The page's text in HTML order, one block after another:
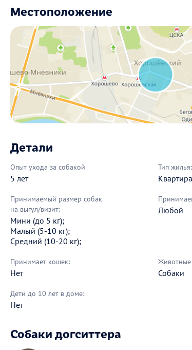
Местоположение
Детали
Опыт ухода за собакой
5 лет
Тип жилья:
Квартира
Принимаемый размер собак
на выгул/визит:
Мини (до 5 кг);
Малый (5-10 кг);
Средний (10-20 кг);
Любой
Принимает кошек:
Нет
Животные
Собаки
Дети до 10 лет в доме:
Нет
Собаки догситтера